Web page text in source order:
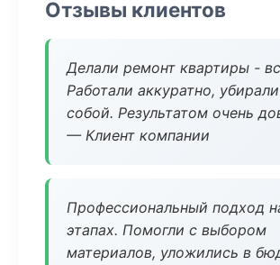
Отзывы клиентов
Делали ремонт квартиры -
Работали аккуратно,
собой. Результатом очень
— Клиент компании
Профессиональный подход
этапах. Помогли с выбором
материалов, уложились в